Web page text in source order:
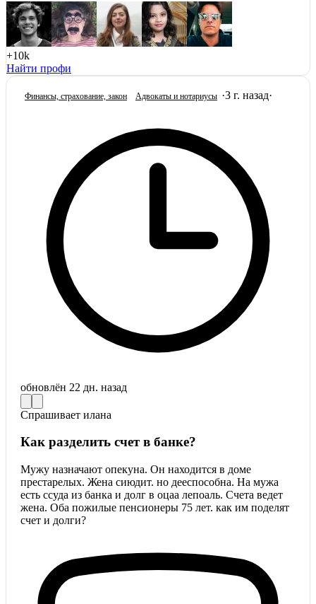
+10k
Найти профи
Финансы, страхование, закон Адвокаты и нoтариусы ·3 г. назад·
обновлён 22 дн. назад
Спрашивает илана
Как разделить счет в банке?
Мужу назначают опекуна. Он находится в доме
престарелых. Жена сиюдит. но дееспособна. На мужа
есть ссуда из банка и долг в оцаа лепоаль. Счета ведет
жена. Оба пожилые пенсионеры 75 лет. как им поделят
счет и долги?